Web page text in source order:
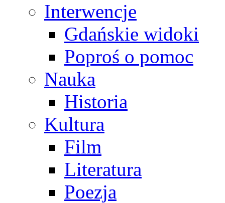
Interwencje
Gdańskie widoki
Poproś o pomoc
Nauka
Historia
Kultura
Film
Literatura
Poezja